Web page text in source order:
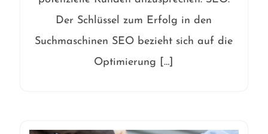
Der Schlüssel zum Erfolg in den
Suchmaschinen SEO bezieht sich auf die
Optimierung […]